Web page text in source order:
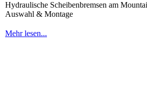
Hydraulische Scheibenbremsen am
Auswahl & Montage
Mehr lesen...